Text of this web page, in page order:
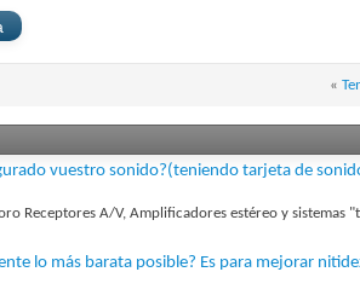
«
vuestro sonido?(teniendo tarjeta de
Receptores A/V, Amplificadores estéreo y sistemas
lo más barata posible? Es para mejorar